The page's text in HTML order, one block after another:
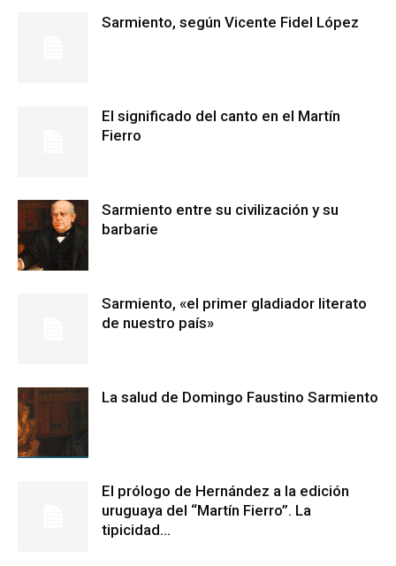
Sarmiento, según Vicente Fidel López
El significado del canto en el Martín
Fierro
Sarmiento entre su civilización y su
barbarie
Sarmiento, «el primer gladiador literato
de nuestro país»
La salud de Domingo Faustino Sarmiento
El prólogo de Hernández a la edición
uruguaya del “Martín Fierro”. La
tipicidad...